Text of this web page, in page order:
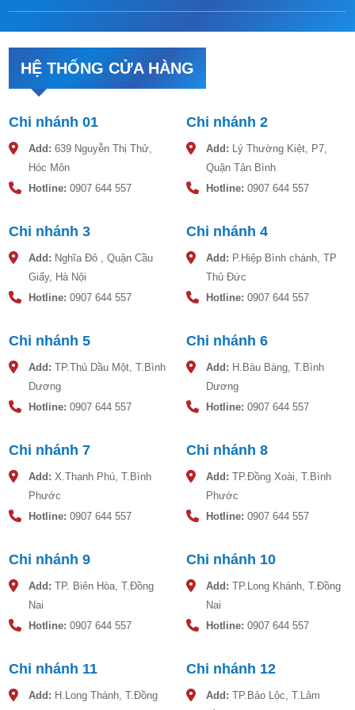
nhất và sử dụng trên nhiều địa hình. Thân bồn có kết
cấu từ nhựa LLDPE cho độ bền cao và có thể sử dụng
Thông số bồn nước nhựa đứng
Bản vẽ bồn nước nhựa Đại Thành GOLD
HỆ THỐNG CỬA HÀNG
Chi nhánh 01
Add: 639 Nguyễn Thị Thử,
Hóc Môn
Hotline: 0907 644 557
Chi nhánh 2
Add: Lý Thường Kiệt, P7,
Quận Tân Bình
Hotline: 0907 644 557
Chi nhánh 3
Add: Nghĩa Đô , Quận Cầu
Giấy, Hà Nội
Hotline: 0907 644 557
Chi nhánh 4
Add: P.Hiệp Bình chánh, TP
Thủ Đức
Hotline: 0907 644 557
Chi nhánh 5
Add: TP.Thủ Dầu Một, T.Bình
Dương
Hotline: 0907 644 557
Chi nhánh 6
Add: H.Bàu Bàng, T.Bình
Dương
Hotline: 0907 644 557
Chi nhánh 7
Add: X.Thanh Phú, T.Bình
Phước
Hotline: 0907 644 557
Chi nhánh 8
Add: TP.Đồng Xoài, T.Bình
Phước
Hotline: 0907 644 557
Chi nhánh 9
Add: TP. Biên Hòa, T.Đồng
Nai
Hotline: 0907 644 557
Chi nhánh 10
Add: TP.Long Khánh, T.Đồng
Nai
Hotline: 0907 644 557
Chi nhánh 11
Add: H.Long Thành, T.Đồng
Chi nhánh 12
Add: TP.Bảo Lộc, T.Lâm